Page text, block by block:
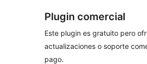
Plugin comercial
Este plugin es gratuito pero
actualizaciones o soporte
pago.